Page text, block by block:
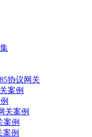
协议网关
案例
关案例
案例
案例